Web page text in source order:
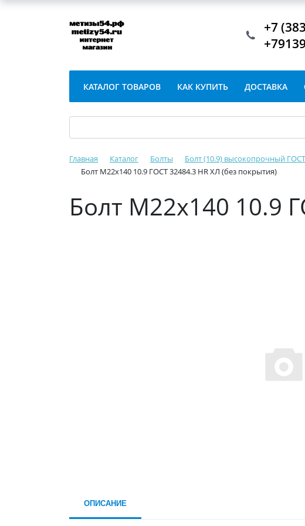
+7
КАТАЛОГ ТОВАРОВ КАК КУПИТЬ ДОСТАВКА
Главная Каталог Болты Болт (10.9) высокопрочный
Болт М22х140 10.9 ГОСТ 32484.3 HR ХЛ (без покрытия)
Болт М22х140 10.9
ОПИСАНИЕ